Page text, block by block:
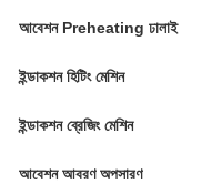
আবেশন Preheating ঢালাই
ইন্ডাকশন হিটিং মেশিন
ইন্ডাকশন ব্রেজিং মেশিন
আবেশন আবরণ অপসারণ